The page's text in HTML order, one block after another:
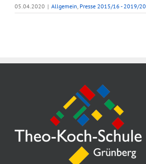
05.04.2020 | Allgemein Presse 2015/16 - 2019/20